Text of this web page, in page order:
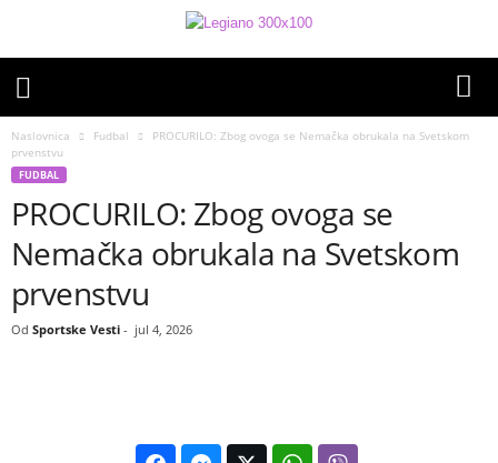
Naslovnica Fudbal
PROCURILO: Zbog ovoga se Nemačka obrukala na Svetskom
prvenstvu
FUDBAL
PROCURILO: Zbog ovoga se
Nemačka obrukala na Svetskom
prvenstvu
Od Sportske Vesti - jul 4, 2026